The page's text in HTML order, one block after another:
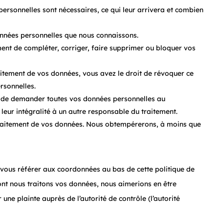
sont nécessaires, ce qui leur arrivera et combien
personnelles que nous connaissons.
de compléter, corriger, faire supprimer ou bloquer vos
de vos données, vous avez le droit de révoquer ce
demander toutes vos données personnelles au
intégralité à un autre responsable du traitement.
de vos données. Nous obtempérerons, à moins que
référer aux coordonnées au bas de cette politique de
nous traitons vos données, nous aimerions en être
plainte auprès de l’autorité de contrôle (l’autorité